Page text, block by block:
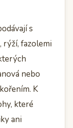
s
rýží, fazolemi
nebo
K
které
ani